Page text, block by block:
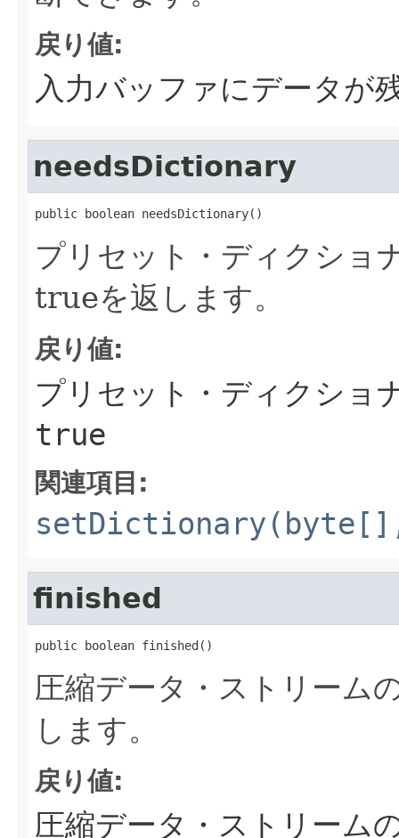
戻り値:
入力バッファにデータ
needsDictionary
public boolean needsDictionary()
プリセット・ディクショ
trueを返します。
戻り値:
プリセット・ディクショ
true
関連項目:
finished
public boolean finished()
圧縮データ・ストリーム
します。
戻り値:
圧縮データ・ストリーム